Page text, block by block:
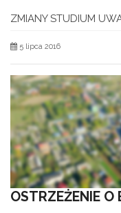
ZMIANY STUDIUM
5 lipca 2016
OSTRZEŻENIE O